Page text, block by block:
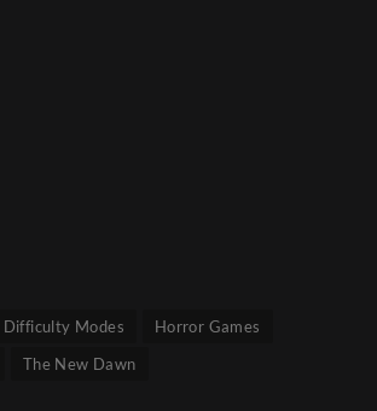
Difficulty Modes
Horror Games
The New Dawn